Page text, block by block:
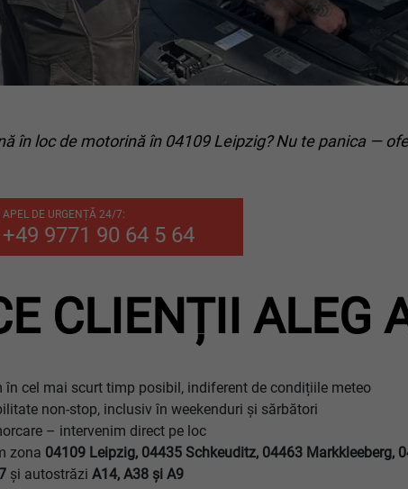
în loc de motorină în 04109 Leipzig? Nu te panica —
APEL DE URGENȚĂ 24/7:
+49 9771 90 64 5 64
CLIENȚII ALEG
în cel mai scurt timp posibil, indiferent de condițiile meteo
non-stop, inclusiv în weekenduri și sărbători
– intervenim direct pe loc
zona 04109 Leipzig, 04435 Schkeuditz, 04463 Markkleeberg,
și autostrăzi A14, A38 şi A9